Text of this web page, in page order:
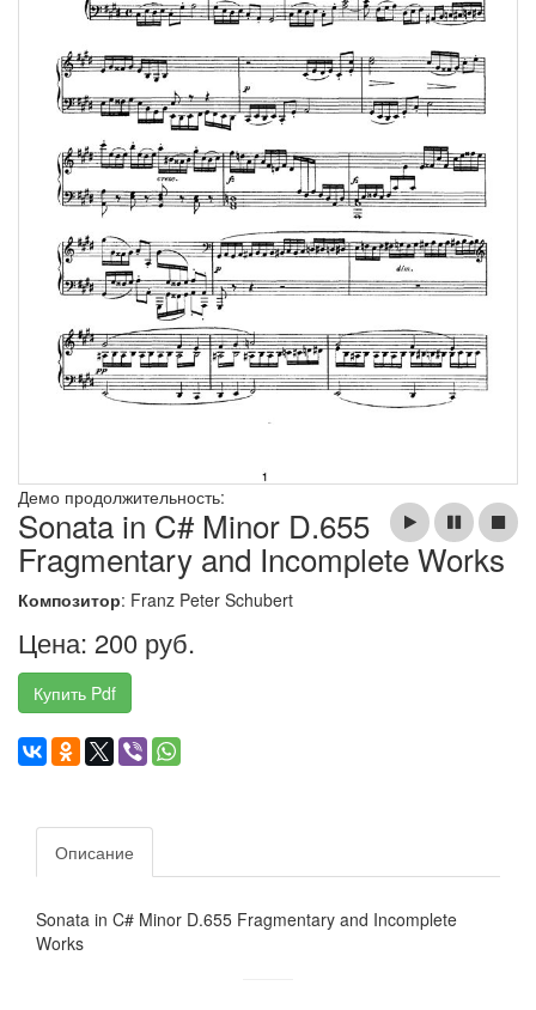
Демо продолжительность:
Sonata in C# Minor D.655
Fragmentary and Incomplete Works
Композитор: Franz Peter Schubert
Цена: 200 руб.
Купить Pdf
Описание
Sonata in C# Minor D.655 Fragmentary and Incomplete
Works